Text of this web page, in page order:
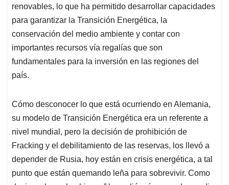
renovables, lo que ha permitido desarrollar capacidades
para garantizar la Transición Energética, la
conservación del medio ambiente y contar con
importantes recursos vía regalías que son
fundamentales para la inversión en las regiones del
país.
Cómo desconocer lo que está ocurriendo en Alemania,
su modelo de Transición Energética era un referente a
nivel mundial, pero la decisión de prohibición de
Fracking y el debilitamiento de las reservas, los llevó a
depender de Rusia, hoy están en crisis energética, a tal
punto que están quemando leña para sobrevivir. Como